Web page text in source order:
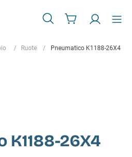
Ruote Pneumatico K1188-26X4
K1188-26X4